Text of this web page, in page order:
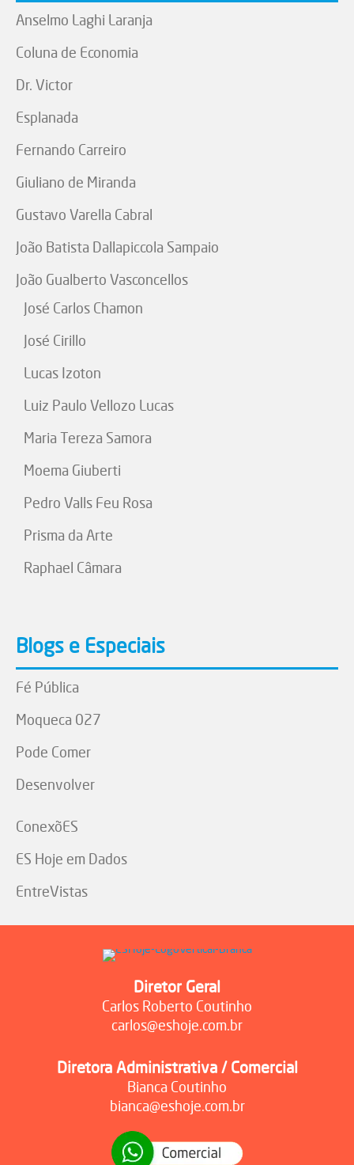
Anselmo Laghi Laranja
Coluna de Economia
Dr. Victor
Esplanada
Fernando Carreiro
Giuliano de Miranda
Gustavo Varella Cabral
João Batista Dallapiccola Sampaio
João Gualberto Vasconcellos
José Carlos Chamon
José Cirillo
Lucas Izoton
Luiz Paulo Vellozo Lucas
Maria Tereza Samora
Moema Giuberti
Pedro Valls Feu Rosa
Prisma da Arte
Raphael Câmara
Blogs e Especiais
Fé Pública
Moqueca 027
Pode Comer
Desenvolver
ConexõES
ES Hoje em Dados
EntreVistas
Diretor Geral
Carlos Roberto Coutinho
carlos@eshoje.com.br
Diretora Administrativa / Comercial
Bianca Coutinho
bianca@eshoje.com.br